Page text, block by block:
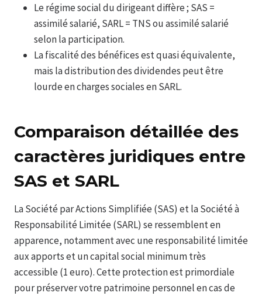
Le régime social du dirigeant diffère ; SAS =
assimilé salarié, SARL = TNS ou assimilé salarié
selon la participation.
La fiscalité des bénéfices est quasi équivalente,
mais la distribution des dividendes peut être
lourde en charges sociales en SARL.
Comparaison détaillée des
caractères juridiques entre
SAS et SARL
La Société par Actions Simplifiée (SAS) et la Société à
Responsabilité Limitée (SARL) se ressemblent en
apparence, notamment avec une responsabilité limitée
aux apports et un capital social minimum très
accessible (1 euro). Cette protection est primordiale
pour préserver votre patrimoine personnel en cas de